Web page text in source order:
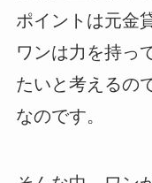
ポイントは元金
ワンは力を持っ
たいと考えるの
なのです。